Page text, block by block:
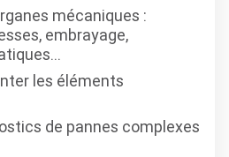
mécaniques :
embrayage,
les éléments
de pannes complexes